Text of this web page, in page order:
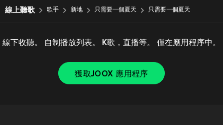
線上聽歌 歌手 新地 只需要一個夏天 只需要一個夏天
線下收聽。 自制播放列表。 K歌，直播等。 僅在應用程序中。
獲取JOOX 應用程序